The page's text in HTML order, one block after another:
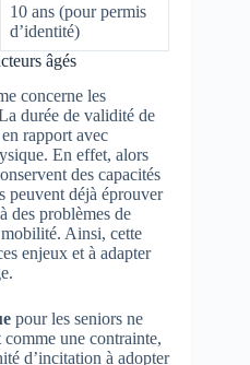
10 ans (pour permis
d’identité)
âgés
concerne les
durée de validité de
rapport avec
En effet, alors
des capacités
peuvent déjà éprouver
des problèmes de
Ainsi, cette
enjeux et à adapter
pour les seniors ne
une contrainte,
d’incitation à adopter